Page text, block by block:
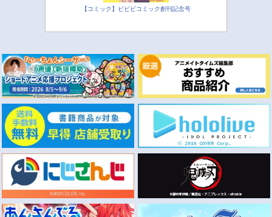
【コミック】ビビビコミック創刊記念号